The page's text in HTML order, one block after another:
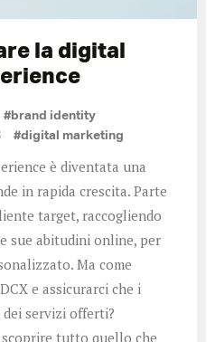
la digital
#brand identity
#digital marketing
è diventata una
in rapida crescita. Parte
target, raccogliendo
sue abitudini online, per
Ma come
e assicurarci che i
servizi offerti?
tutto quello che